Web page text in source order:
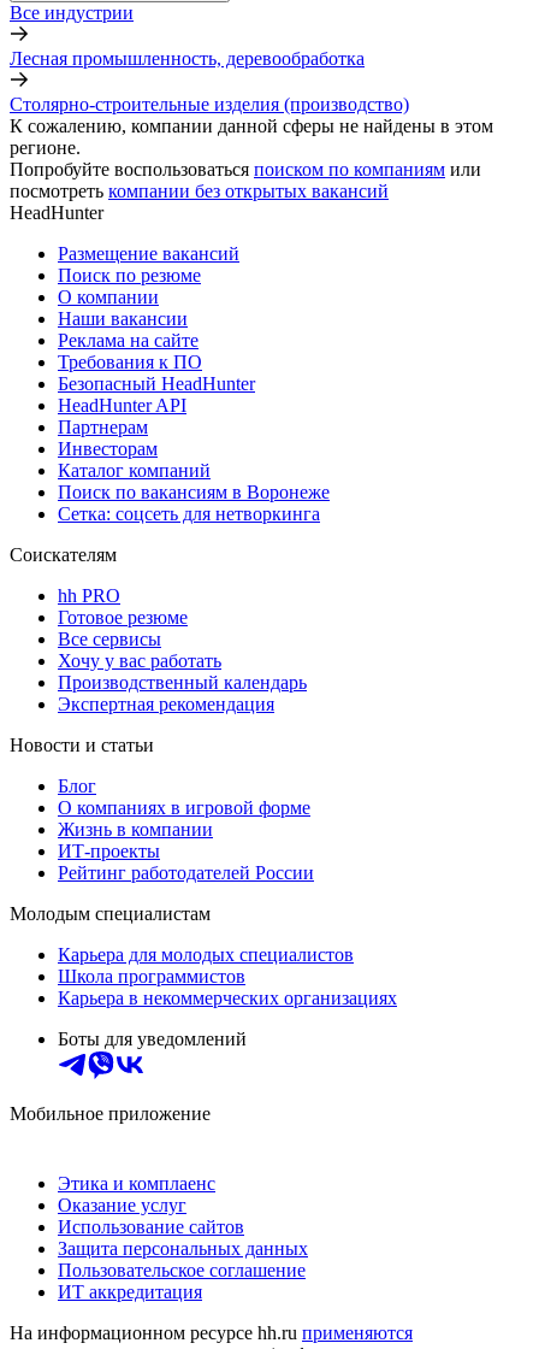
Все индустрии
Лесная промышленность, деревообработка
Столярно-строительные изделия (производство)
К сожалению, компании данной сферы не найдены в этом
регионе.
Попробуйте воспользоваться поиском по компаниям или
посмотреть компании без открытых вакансий
HeadHunter
Размещение вакансий
Поиск по резюме
О компании
Наши вакансии
Реклама на сайте
Требования к ПО
Безопасный HeadHunter
HeadHunter API
Партнерам
Инвесторам
Каталог компаний
Поиск по вакансиям в Воронеже
Сетка: соцсеть для нетворкинга
Соискателям
hh PRO
Готовое резюме
Все сервисы
Хочу у вас работать
Производственный календарь
Экспертная рекомендация
Новости и статьи
Блог
О компаниях в игровой форме
Жизнь в компании
ИТ-проекты
Рейтинг работодателей России
Молодым специалистам
Карьера для молодых специалистов
Школа программистов
Карьера в некоммерческих организациях
Боты для уведомлений
Мобильное приложение
Этика и комплаенс
Оказание услуг
Использование сайтов
Защита персональных данных
Пользовательское соглашение
ИТ аккредитация
На информационном ресурсе hh.ru применяются